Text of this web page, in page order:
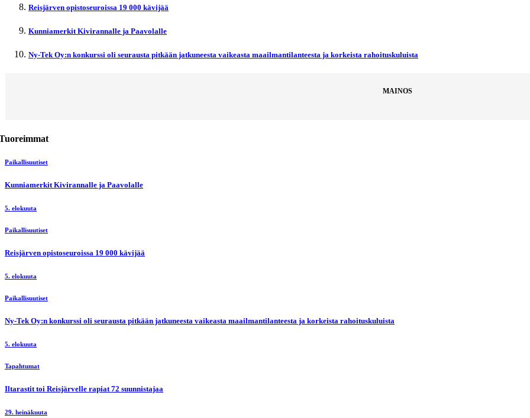
Reisjärven opistoseuroissa 19 000 kävijää
Kunniamerkit Kivirannalle ja Paavolalle
Ny-Tek Oy:n konkurssi oli seurausta pitkään jatkuneesta vaikeasta maailmantilanteesta ja korkeista rahoituskuluista
MAINOS
Paikallisuutiset
Kunniamerkit Kivirannalle ja Paavolalle
5. elokuuta
Paikallisuutiset
Reisjärven opistoseuroissa 19 000 kävijää
5. elokuuta
Paikallisuutiset
Ny-Tek Oy:n konkurssi oli seurausta pitkään jatkuneesta vaikeasta maailmantilanteesta ja korkeista rahoituskuluista
5. elokuuta
Tapahtumat
Iltarastit toi Reisjärvelle rapiat 72 suunnistajaa
29. heinäkuuta